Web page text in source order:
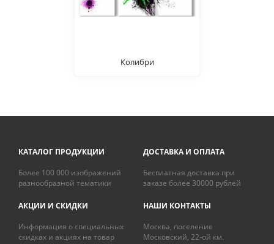
Колибри
КАТАЛОГ ПРОДУКЦИИ
Более 100 000 изображений
разнообразной тематики
ДОСТАВКА И ОПЛАТА
Бесплатная доставка при
заказе более 30000 рублей
АКЦИИ И СКИДКИ
Информация о специальных
скидках и акциях на товар
НАШИ КОНТАКТЫ
Москва, поселение
Московский, 22-ой км.